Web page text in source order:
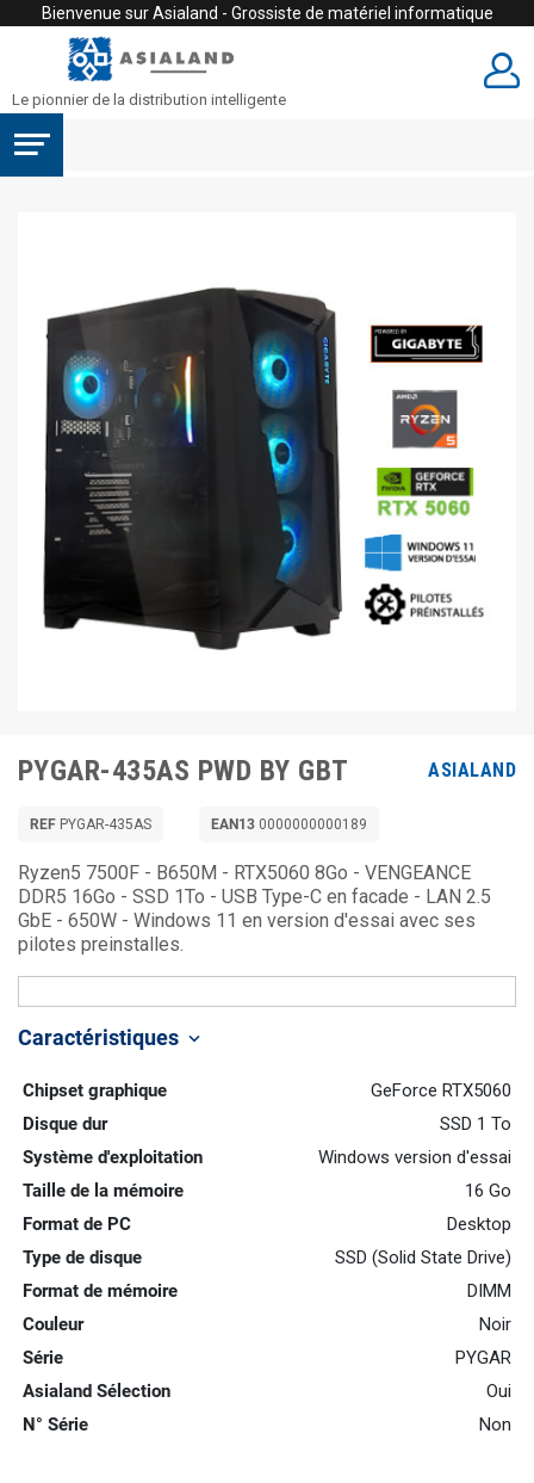
Bienvenue sur Asialand - Grossiste de matériel informatique
Le pionnier de la distribution intelligente
PYGAR-435AS PWD BY GBT ASIALAND
REF PYGAR-435AS EAN13 0000000000189
Ryzen5 7500F - B650M - RTX5060 8Go - VENGEANCE
DDR5 16Go - SSD 1To - USB Type-C en facade - LAN 2.5
GbE - 650W - Windows 11 en version d'essai avec ses
pilotes preinstalles.
Caractéristiques keyboard_arrow_down
Chipset graphique
GeForce RTX5060
Disque dur
SSD 1 To
Système d'exploitation
Windows version d'essai
Taille de la mémoire
16 Go
Format de PC
Desktop
Type de disque
SSD (Solid State Drive)
Format de mémoire
DIMM
Couleur
Noir
Série
PYGAR
Asialand Sélection
Oui
N° Série
Non